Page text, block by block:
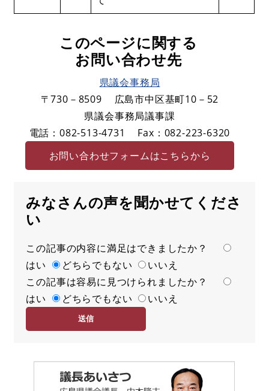
このページに関する
お問い合わせ先
県議会事務局
〒730－8509
広島市中区基町10－52
県議会事務局議事課
電話：082-513-4731
Fax：082-223-6320
お問い合わせフォームはこちらから
みなさんの声を聞かせてくださ
い
満
足
度
この記事の内容に満足はできましたか？
はい
どちらでもない
いいえ
容
易
この記事は容易に見つけられましたか？
はい
どちらでもない いいえ